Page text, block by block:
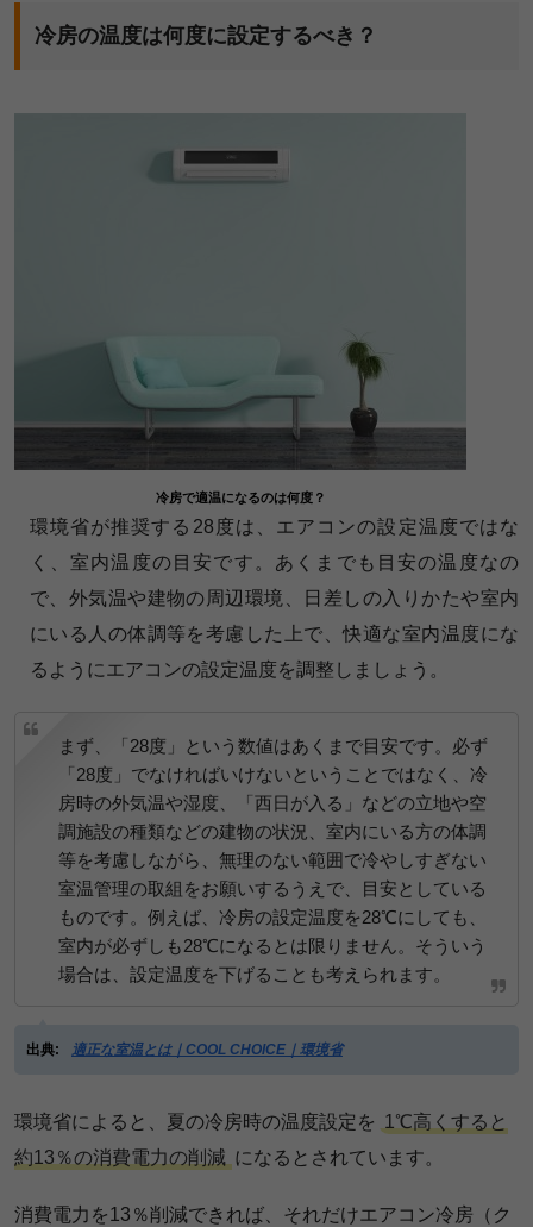
冷房の温度は何度に設定するべき？
冷房で適温になるのは何度？
環境省が推奨する28度は、エアコンの設定温度ではな
く、室内温度の目安です。あくまでも目安の温度なの
で、外気温や建物の周辺環境、日差しの入りかたや室内
にいる人の体調等を考慮した上で、快適な室内温度にな
るようにエアコンの設定温度を調整しましょう。
まず、「28度」という数値はあくまで目安です。必ず
「28度」でなければいけないということではなく、冷
房時の外気温や湿度、「西日が入る」などの立地や空
調施設の種類などの建物の状況、室内にいる方の体調
等を考慮しながら、無理のない範囲で冷やしすぎない
室温管理の取組をお願いするうえで、目安としている
ものです。例えば、冷房の設定温度を28℃にしても、
室内が必ずしも28℃になるとは限りません。そういう
場合は、設定温度を下げることも考えられます。
出典: 適正な室温とは｜COOL CHOICE｜環境省
環境省によると、夏の冷房時の温度設定を 1℃高くすると
約13％の消費電力の削減 になるとされています。
消費電力を13％削減できれば、それだけエアコン冷房（ク